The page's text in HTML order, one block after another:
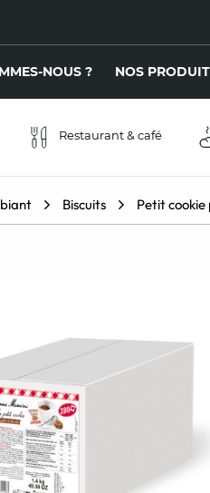
NOUS ? NOS
Restaurant & café
Biscuits Petit